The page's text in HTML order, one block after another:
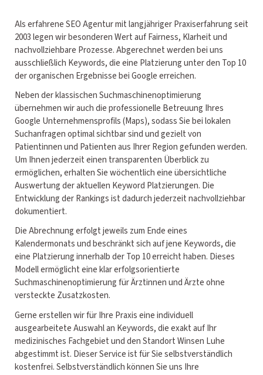
Als erfahrene SEO Agentur mit langjähriger Praxiserfahrung seit
2003 legen wir besonderen Wert auf Fairness, Klarheit und
nachvollziehbare Prozesse. Abgerechnet werden bei uns
ausschließlich Keywords, die eine Platzierung unter den Top 10
der organischen Ergebnisse bei Google erreichen.
Neben der klassischen Suchmaschinenoptimierung
übernehmen wir auch die professionelle Betreuung Ihres
Google Unternehmensprofils (Maps), sodass Sie bei lokalen
Suchanfragen optimal sichtbar sind und gezielt von
Patientinnen und Patienten aus Ihrer Region gefunden werden.
Um Ihnen jederzeit einen transparenten Überblick zu
ermöglichen, erhalten Sie wöchentlich eine übersichtliche
Auswertung der aktuellen Keyword Platzierungen. Die
Entwicklung der Rankings ist dadurch jederzeit nachvollziehbar
dokumentiert.
Die Abrechnung erfolgt jeweils zum Ende eines
Kalendermonats und beschränkt sich auf jene Keywords, die
eine Platzierung innerhalb der Top 10 erreicht haben. Dieses
Modell ermöglicht eine klar erfolgsorientierte
Suchmaschinenoptimierung für Ärztinnen und Ärzte ohne
versteckte Zusatzkosten.
Gerne erstellen wir für Ihre Praxis eine individuell
ausgearbeitete Auswahl an Keywords, die exakt auf Ihr
medizinisches Fachgebiet und den Standort Winsen Luhe
abgestimmt ist. Dieser Service ist für Sie selbstverständlich
kostenfrei. Selbstverständlich können Sie uns Ihre